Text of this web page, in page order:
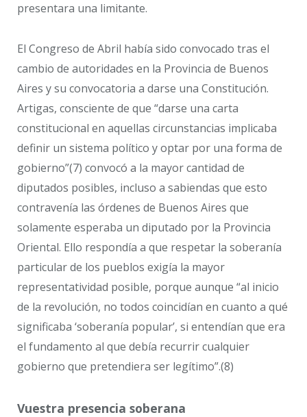
presentara una limitante.
El Congreso de Abril había sido convocado tras el
cambio de autoridades en la Provincia de Buenos
Aires y su convocatoria a darse una Constitución.
Artigas, consciente de que “darse una carta
constitucional en aquellas circunstancias implicaba
definir un sistema político y optar por una forma de
gobierno”(7) convocó a la mayor cantidad de
diputados posibles, incluso a sabiendas que esto
contravenía las órdenes de Buenos Aires que
solamente esperaba un diputado por la Provincia
Oriental. Ello respondía a que respetar la soberanía
particular de los pueblos exigía la mayor
representatividad posible, porque aunque “al inicio
de la revolución, no todos coincidían en cuanto a qué
significaba ‘soberanía popular’, si entendían que era
el fundamento al que debía recurrir cualquier
gobierno que pretendiera ser legítimo”.(8)
Vuestra presencia soberana